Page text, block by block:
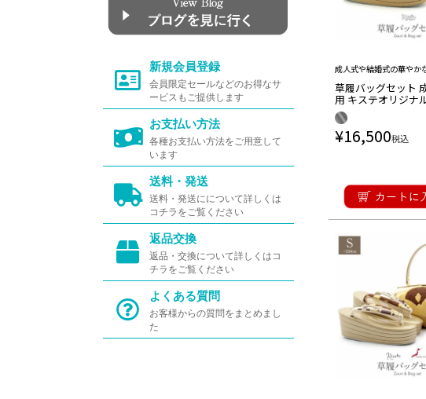
新規会員登録
会員限定セールなどのお得なサ
ービスもご提供します
お支払い方法
各種お支払い方法をご用意して
います
送料・発送
送料・発送にについて詳しくは
コチラをご覧ください
返品交換
返品・交換について詳しくはコ
チラをご覧ください
よくある質問
お客様からの質問をまとめまし
た
成人式や結婚式の華やか
草履バッグセット
用 キステオリジナ
サイズ Lサイズ LL
金 シルバー 銀 帯地
枚芯
¥16,500税込